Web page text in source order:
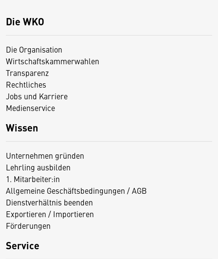
Die WKO
Die Organisation
Wirtschaftskammerwahlen
Transparenz
Rechtliches
Jobs und Karriere
Medienservice
Wissen
Unternehmen gründen
Lehrling ausbilden
1. Mitarbeiter:in
Allgemeine Geschäftsbedingungen / AGB
Dienstverhältnis beenden
Exportieren / Importieren
Förderungen
Service